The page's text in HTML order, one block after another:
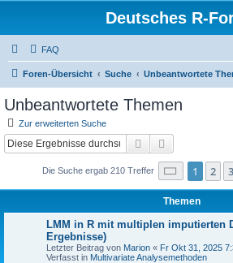
Deutsches R-
FAQ
Foren-Übersicht Suche Unbeantwortete
Unbeantwortete Themen
Zur erweiterten Suche
Suche
Die Suche ergab 210 Treffer Seite 1von
1 2 3
Themen
LMM in R mit multiplen imputierten
Ergebnisse)
Letzter Beitrag von Marion « Fr Okt 31, 2025
Verfasst in Multivariate Analysemethoden